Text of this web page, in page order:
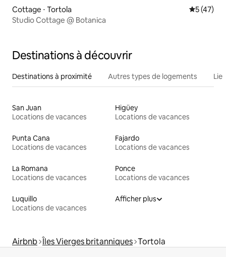
Cottage ⋅ Tortola
5 (47)
Studio Cottage @ Botanica
Destinations à découvrir
Destinations à proximité Autres types de logements
San Juan
Locations de vacances
Higüey
Locations de vacances
Punta Cana
Locations de vacances
Fajardo
Locations de vacances
La Romana
Locations de vacances
Ponce
Locations de vacances
Luquillo
Locations de vacances
Afficher plus
Airbnb Îles Vierges britanniques Tortola